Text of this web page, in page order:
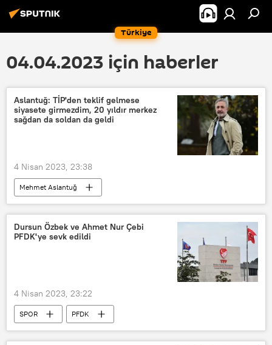
Türkiye
04.04.2023 için haberler
Aslantuğ: TİP'den teklif gelmese
siyasete girmezdim, 20 yıldır merkez
sağdan da soldan da geldi
4 Nisan 2023, 23:38
Mehmet Aslantuğ
2023 TÜRKİYE SEÇİMLERİ
Milletvekili
Türkiye İşçi Partisi (TİP)
Ahmet Kaya
Muharrem İnce
Dursun Özbek ve Ahmet Nur Çebi
PFDK'ye sevk edildi
4 Nisan 2023, 23:22
SPOR
PFDK
Ahmet Nur Çebi
Dursun Özbek